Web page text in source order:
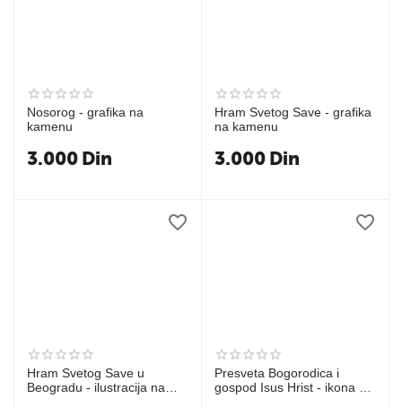
Nosorog - grafika na
kamenu
3.000 Din
Hram Svetog Save - grafika
na kamenu
3.000 Din
Hram Svetog Save u
Beogradu - ilustracija na
Presveta Bogorodica i
gospod Isus Hrist - ikona na